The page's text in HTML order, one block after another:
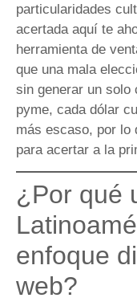
particularidades
acertada aquí te
herramienta de
que una mala
sin generar un solo
pyme, cada dólar
más escaso, por lo
para acertar a la
¿Por qué
enfoque
web?